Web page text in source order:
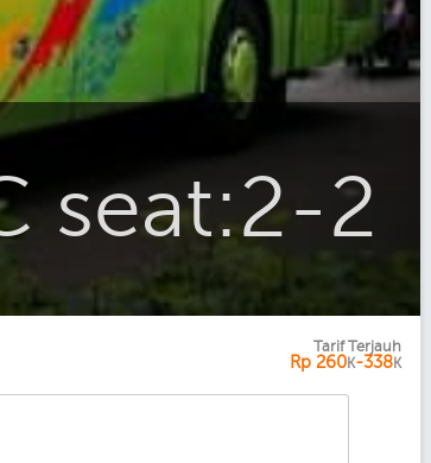
seat:2-2
Tarif Terjauh
Rp 260K-338K